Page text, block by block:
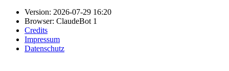
Version: 2026-07-29 16:20
Browser: ClaudeBot 1
Credits
Impressum
Datenschutz